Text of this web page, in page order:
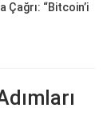
Çağrı: “Bitcoin’i